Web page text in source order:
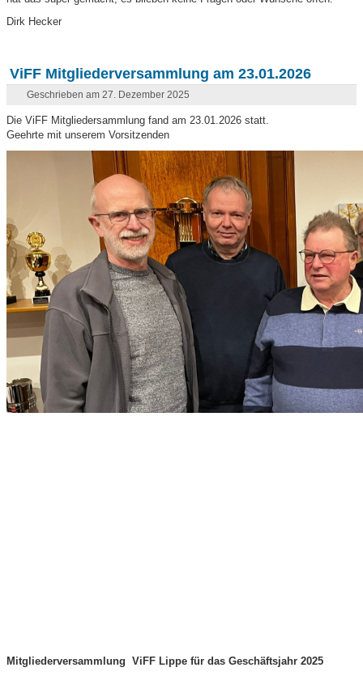
Dirk Hecker
ViFF Mitgliederversammlung am 23.01.2026
Geschrieben am 27. Dezember 2025
Die ViFF Mitgliedersammlung fand am 23.01.2026 statt.
Geehrte mit unserem Vorsitzenden
Mitgliederversammlung ViFF Lippe für das Geschäftsjahr 2025